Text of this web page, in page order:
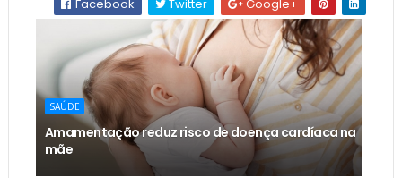
Facebook
Twitter Google+
SAÚDE
Amamentação reduz risco de doença cardíaca na
mãe